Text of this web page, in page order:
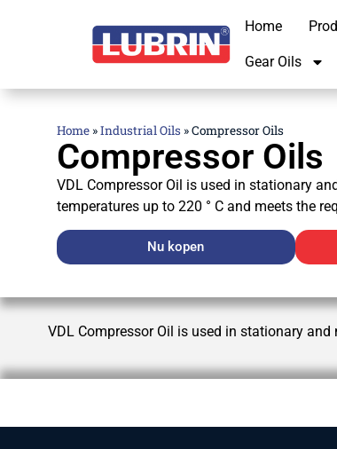
Home
Gear Oils
Home»Industrial Oils »Compressor Oils
Compressor Oils
VDL Compressor Oil is used in stationary
temperatures up to 220 ° C and meets the
Nu kopen
VDL Compressor Oil is used in stationary